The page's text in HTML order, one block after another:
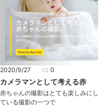
2020/9/27 0
カメラマンとして考える赤
赤ちゃんの撮影はとても楽しみにし
ている撮影の一つで